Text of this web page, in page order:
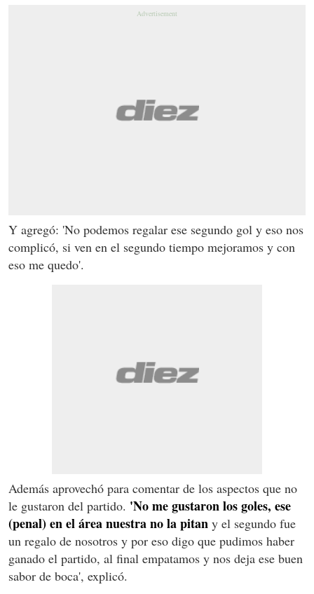
Y agregó: 'No podemos regalar ese segundo gol y eso nos
complicó, si ven en el segundo tiempo mejoramos y con
eso me quedo'.
Además aprovechó para comentar de los aspectos que no
le gustaron del partido. 'No me gustaron los goles, ese
(penal) en el área nuestra no la pitan y el segundo fue
un regalo de nosotros y por eso digo que pudimos haber
ganado el partido, al final empatamos y nos deja ese buen
sabor de boca', explicó.